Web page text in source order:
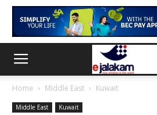
Home Middle East Kuwait
Middle East Kuwait